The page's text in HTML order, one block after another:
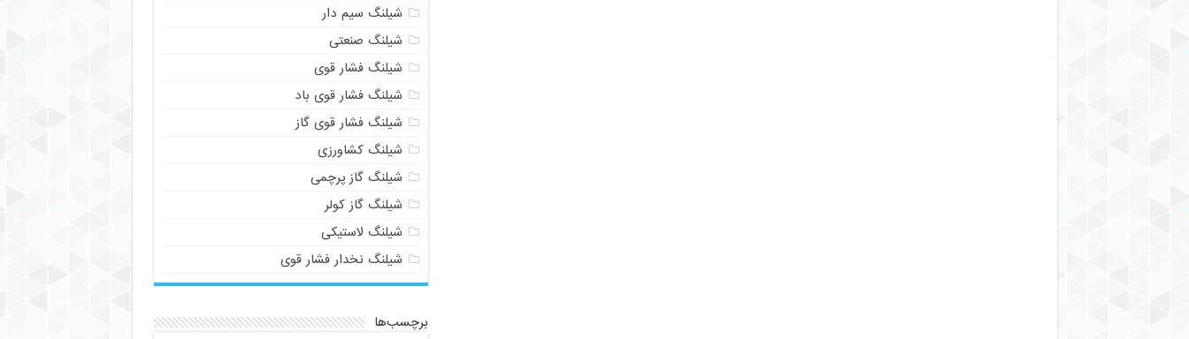
شیلنگ سیم دار
شیلنگ صنعتی
شیلنگ فشار قوی
شیلنگ فشار قوی باد
شیلنگ فشار قوی گاز
شیلنگ کشاورزی
شیلنگ گاز پرچمی
شیلنگ گاز کولر
شیلنگ لاستیکی
شیلنگ نخدار فشار قوی
برچسب‌ها